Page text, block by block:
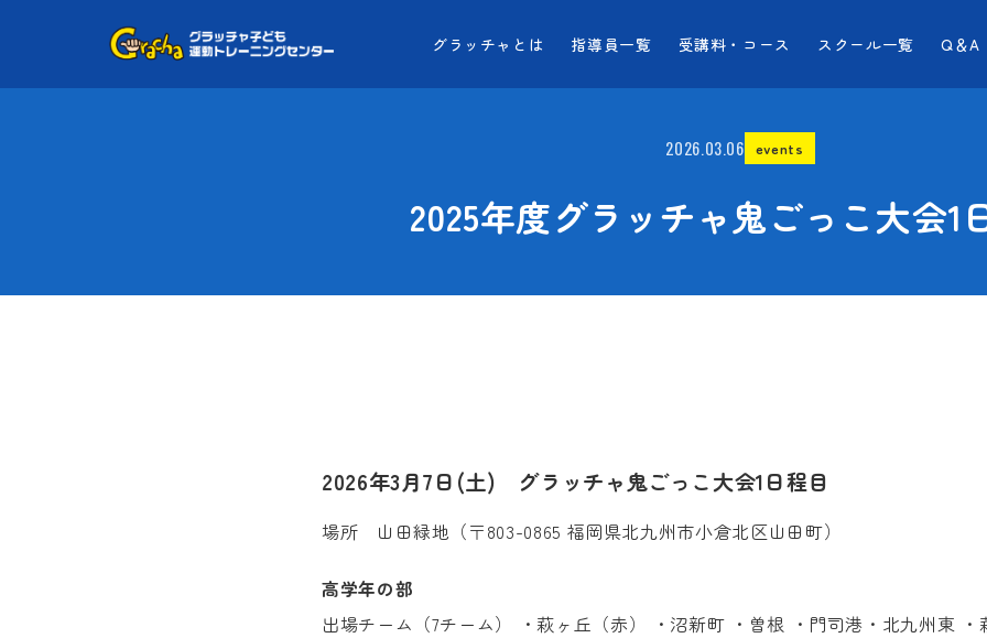
グラッチャとは 指導員一覧 受講料・コース スクール一覧 Q＆A
2026.03.06 events
2025年度グラッチャ鬼ごっこ大会1
2026年3月7日(土) グラッチャ鬼ごっこ大会1日程目
場所 山田緑地（〒803-0865 福岡県北九州市小倉北区山田町）
高学年の部
出場チーム（7チーム） ・萩ヶ丘（赤） ・沼新町 ・曽根 ・門司港・北九州東 ・